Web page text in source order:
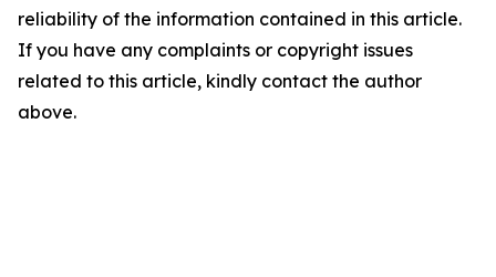
reliability of the information contained in this article.
If you have any complaints or copyright issues
related to this article, kindly contact the author
above.